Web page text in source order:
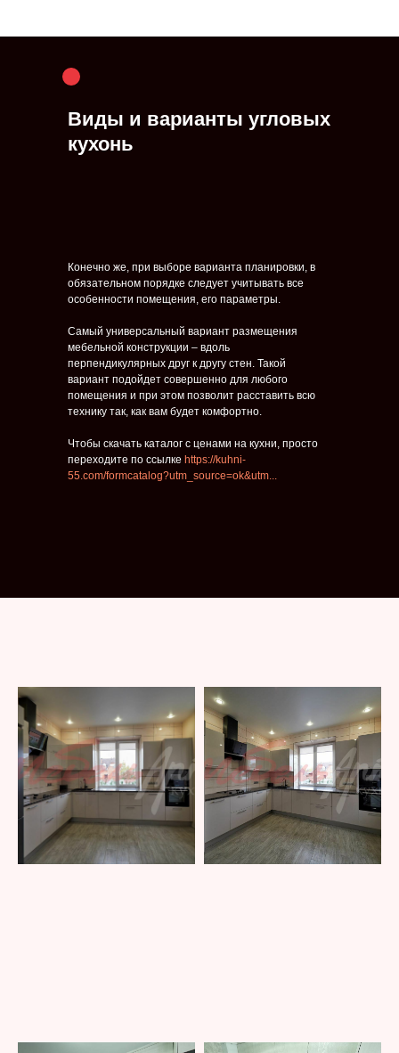
Виды и варианты угловых
кухонь
Конечно же, при выборе варианта планировки, в
обязательном порядке следует учитывать все
особенности помещения, его параметры.
Самый универсальный вариант размещения
мебельной конструкции – вдоль
перпендикулярных друг к другу стен. Такой
вариант подойдет совершенно для любого
помещения и при этом позволит расставить всю
технику так, как вам будет комфортно.
Чтобы скачать каталог с ценами на кухни, просто
переходите по ссылке https://kuhni-
55.com/formcatalog?utm_source=ok&utm...